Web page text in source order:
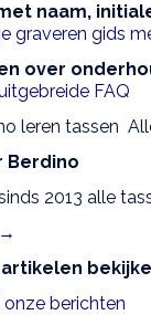
naam,
graveren gids
over
FAQ
leren tassen
Berdino
2013 alle
berichten